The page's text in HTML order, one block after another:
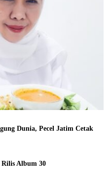
Dunia, Pecel Jatim Cetak
Rilis Album 30